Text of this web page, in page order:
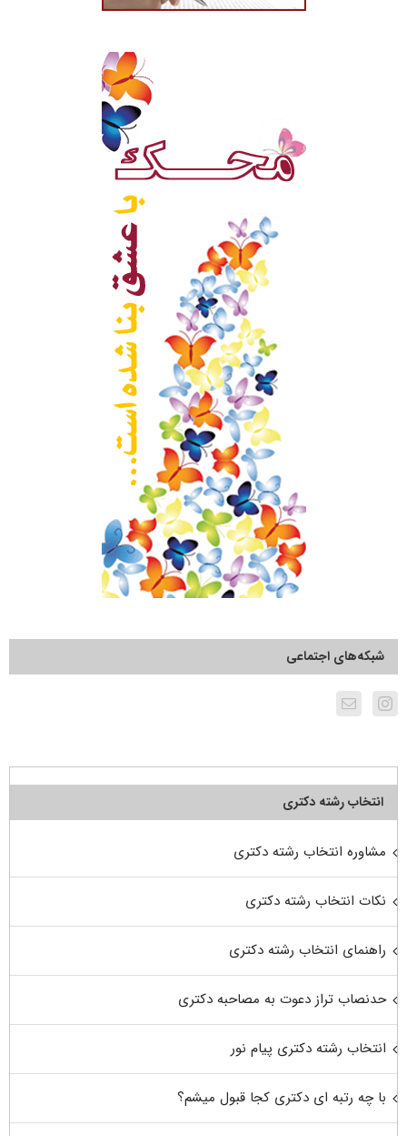
شبکه‌های اجتماعی
انتخاب رشته دکتری
مشاوره انتخاب رشته دکتری
نکات انتخاب رشته دکتری
راهنمای انتخاب رشته دکتری
حدنصاب تراز دعوت به مصاحبه دکتری
انتخاب رشته دکتری پیام نور
با چه رتبه ای دکتری کجا قبول میشم؟